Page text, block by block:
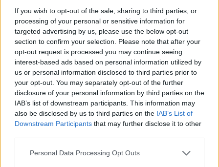
If you wish to opt-out of the sale, sharing to third parties, or
processing of your personal or sensitive information for
targeted advertising by us, please use the below opt-out
section to confirm your selection. Please note that after your
opt-out request is processed you may continue seeing
interest-based ads based on personal information utilized by
us or personal information disclosed to third parties prior to
your opt-out. You may separately opt-out of the further
disclosure of your personal information by third parties on the
IAB’s list of downstream participants. This information may
also be disclosed by us to third parties on the IAB’s List of
Downstream Participants that may further disclose it to other
Personal Data Processing Opt Outs
Εθνική Παίδων: Απώλεσε
προβάδισμα 13 πόντων και
έχασε 84-89 από το Ισραήλ
Ο Γιάννης Αγραβάνης στον Βίκο
Ελληνική Αναπτυξιακή Τράπεζα: Με «προίκα» 2 δισ. ευρώ ανοίγει
δρόμο για δάνεια έως 5 δισ. σε μικρομεσαίες
εκατ. ευρώ και αύξηση κερδών
Χρηματοοικονομικός
σύμβουλος της ΔΕΗ για την